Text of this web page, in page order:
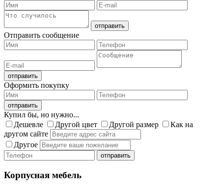
Отправить сообщение
Оформить покупку
Купил бы, но нужно...
Дешевле
Другой цвет Другой размер
Как на
другом сайте
Другое
Корпусная мебель